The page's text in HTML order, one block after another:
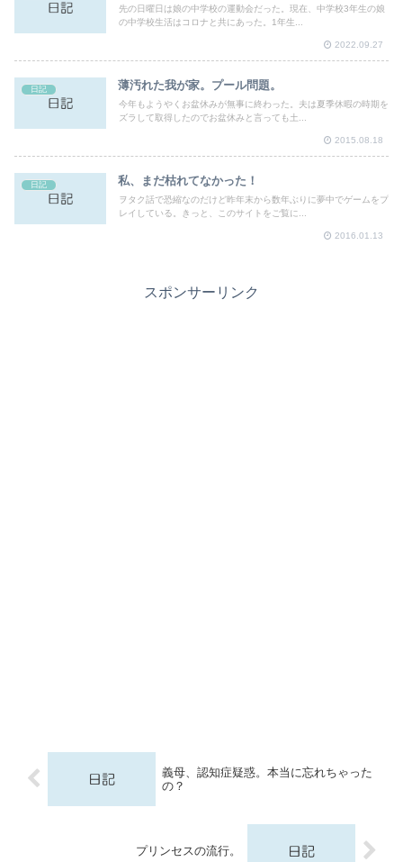
先の日曜日は娘の中学校の運動会だった。現在、中学校3年生の娘
の中学校生活はコロナと共にあった。1年生...
2022.09.27
日記 薄汚れた我が家。プール問題。
今年もようやくお盆休みが無事に終わった。夫は夏季休暇の時期を
ズラして取得したのでお盆休みと言っても土...
2015.08.18
日記 私、まだ枯れてなかった！
ヲタク話で恐縮なのだけど昨年末から数年ぶりに夢中でゲームをプ
レイしている。きっと、このサイトをご覧に...
2016.01.13
スポンサーリンク
義母、認知症疑惑。本当に忘れちゃった
の？
プリンセスの流行。